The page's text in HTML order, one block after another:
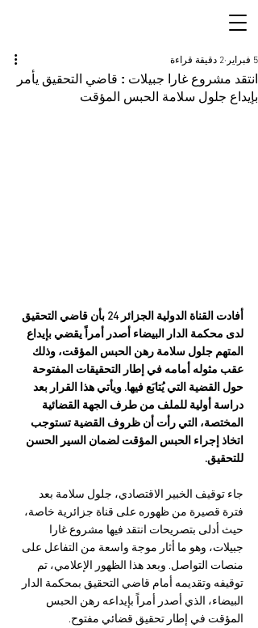
انتقد مشروع غارا جبيلات : قاضي التحقيق يأمر
بإيداع جلول سلامة الحبس المؤقت
5 فبراير 2 دقيقة قراءة
أفادت القناة الدولية الجزائر 24 بأن قاضي التحقيق
لدى محكمة الدار البيضاء أصدر أمراً يقضي بإيداع
المتهم جلول سلامة رهن الحبس المؤقت، وذلك
عقب مثوله أمامه في إطار التحقيقات المفتوحة
حول القضية التي يُتابَع فيها. ويأتي هذا القرار بعد
دراسة أولية للملف من طرف الجهة القضائية
المختصة، التي رأت أن ظروف القضية تستوجب
اتخاذ إجراء الحبس المؤقت لضمان السير الحسن
للتحقيق.
جاء توقيف الخبير الاقتصادي، جلول سلامة بعد
فترة قصيرة من ظهوره على قناة جزائرية خاصة،
حيث أدلى بتصريحات انتقد فيها مشروع غارا
جبيلات، وهو ما أثار موجة واسعة من التفاعل على
منصات التواصل. وبعد هذا الظهور الإعلامي، تم
توقيفه وتقديمه أمام قاضي التحقيق بمحكمة الدار
البيضاء، الذي أصدر أمراً بإيداعه رهن الحبس
المؤقت في إطار تحقيق قضائي مفتوح.